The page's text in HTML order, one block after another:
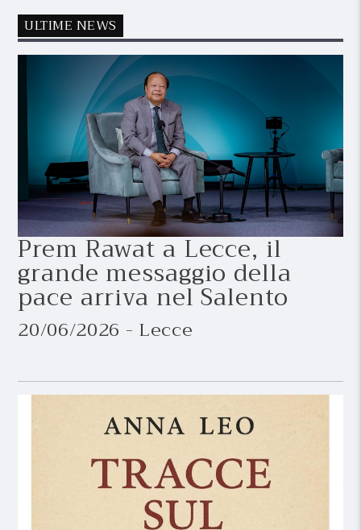
ULTIME NEWS
Prem Rawat a Lecce, il
grande messaggio della
pace arriva nel Salento
20/06/2026 - Lecce